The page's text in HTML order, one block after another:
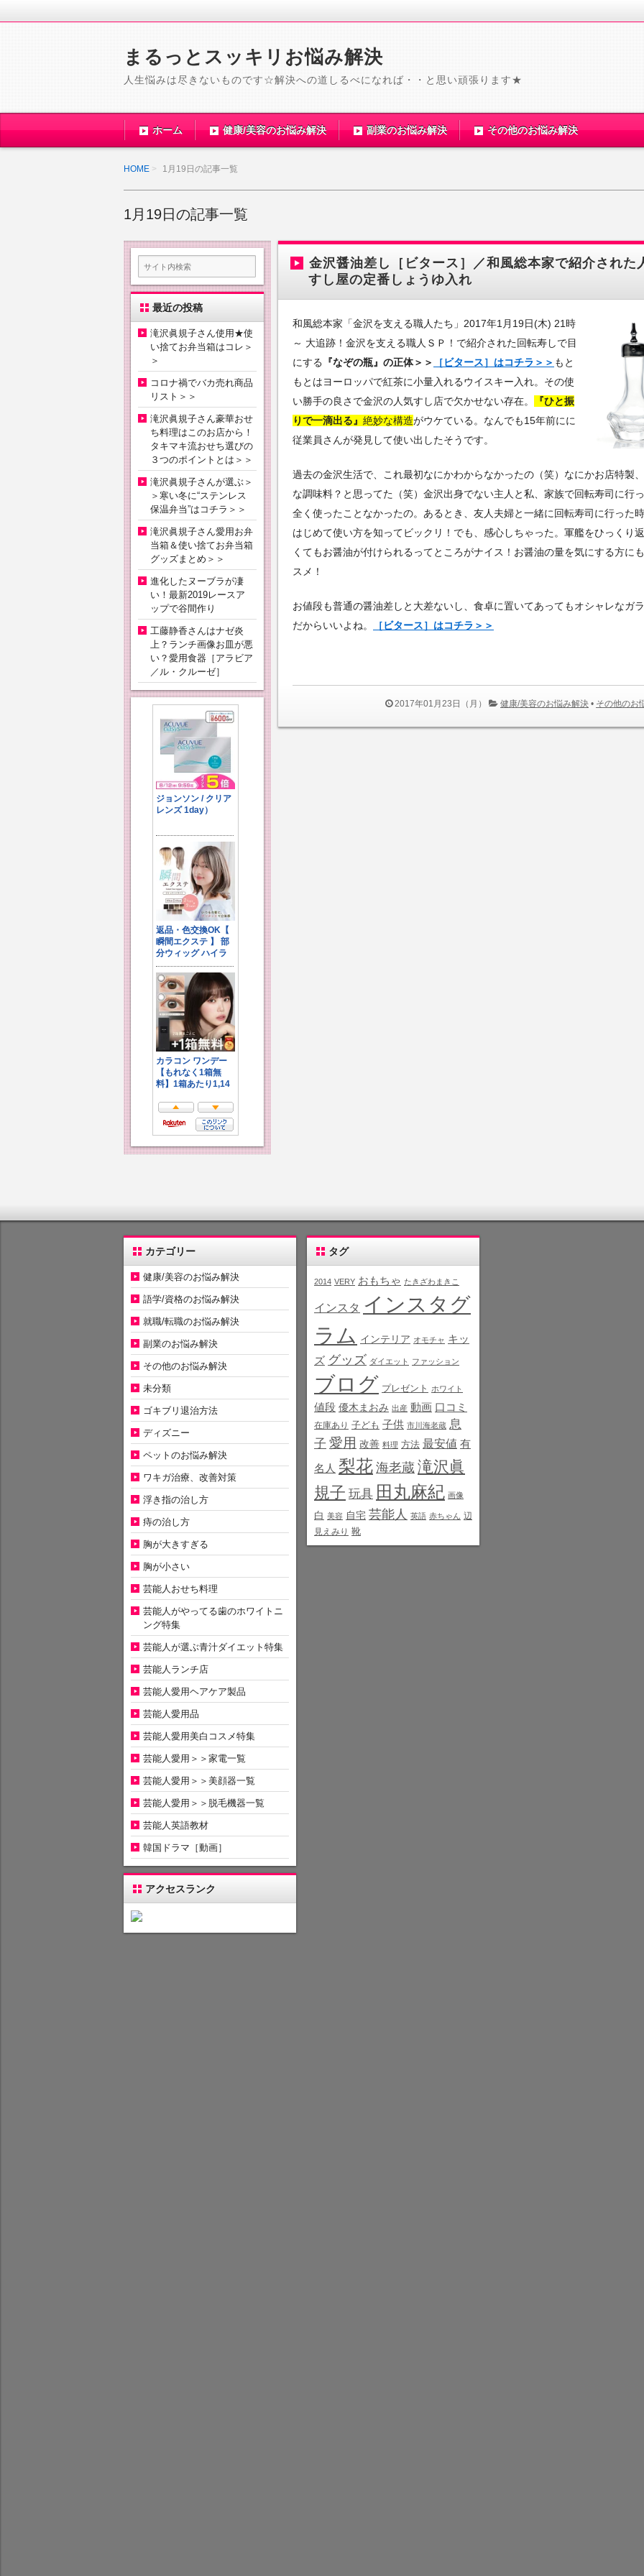
まるっとスッキリお悩み解決
人生悩みは尽きないものです☆解決への道しるべになれば・・と思い頑張ります★
ホーム 健康/美容のお悩み解決 副業のお悩み解決 その他のお悩み解決
HOME 1月19日の記事一覧
1月19日の記事一覧
金沢醤油差し［ビタース］／和風総本家で紹介された
すし屋の定番しょうゆ入れ
和風総本家「金沢を支える職人たち」2017年1月19日(木) 21時
～ 大追跡！金沢を支える職人ＳＰ！で紹介された回転寿しで目
にする
『なぞの瓶』の正体＞＞ ［ビタース］はコチラ＞＞ もと
もとはヨーロッパで紅茶に小量入れるウイスキー入れ。その使
い勝手の良さで金沢の人気すし店で欠かせない存在。
『ひと振
りで一滴出る』 絶妙な構造がウケている。なんでも15年前にに
従業員さんが発見して使い出したそうです。
過去の金沢生活で、これ最初なにかわからなかったの（笑）なにかお店特製
な調味料？と思ってた（笑）金沢出身でない主人と私、家族で回転寿司に行
全く使ったことなかったの。あるとき、友人夫婦と一緒に回転寿司に行った
はじめて使い方を知ってビックリ！でも、感心しちゃった。軍艦をひっくり
くてもお醤油が付けられるってところがナイス！お醤油の量を気にする方に
スメ！
お値段も普通の醤油差しと大差ないし、食卓に置いてあってもオシャレなガ
だからいいよね。
［ビタース］はコチラ＞＞
2017年01月23日（月） 健康/美容のお悩み解決 • その他のお
最近の投稿
滝沢眞規子さん使用★使
い捨てお弁当箱はコレ＞
＞
コロナ禍でバカ売れ商品
リスト＞＞
滝沢眞規子さん豪華おせ
ち料理はこのお店から！
タキマキ流おせち選びの
３つのポイントとは＞＞
滝沢眞規子さんが選ぶ＞
＞寒い冬に“ステンレス
保温弁当”はコチラ＞＞
滝沢眞規子さん愛用お弁
当箱＆使い捨てお弁当箱
グッズまとめ＞＞
進化したヌーブラが凄
い！最新2019レースア
ップで谷間作り
工藤静香さんはナゼ炎
上？ランチ画像お皿が悪
い？愛用食器［アラビア
／ル・クルーゼ］
カテゴリー
健康/美容のお悩み解決
語学/資格のお悩み解決
就職/転職のお悩み解決
副業のお悩み解決
その他のお悩み解決
未分類
ゴキブリ退治方法
ディズニー
ペットのお悩み解決
ワキガ治療、改善対策
浮き指の治し方
痔の治し方
胸が大きすぎる
胸が小さい
芸能人おせち料理
芸能人がやってる歯のホワイトニ
ング特集
芸能人が選ぶ青汁ダイエット特集
芸能人ランチ店
芸能人愛用ヘアケア製品
芸能人愛用品
芸能人愛用美白コスメ特集
芸能人愛用＞＞家電一覧
芸能人愛用＞＞美顔器一覧
芸能人愛用＞＞脱毛機器一覧
芸能人英語教材
韓国ドラマ［動画］
アクセスランク
タグ
2014 VERY おもちゃ たきざわまきこ
インスタ インスタグ
ラム インテリア オモチャ キッ
ズ グッズ ダイエット ファッション
ブログ プレゼント ホワイト
値段 優木まおみ 出産 動画 口コミ
在庫あり 子ども 子供 市川海老蔵 息
子 愛用 改善 料理 方法 最安値 有
名人 梨花 海老蔵 滝沢眞
規子 玩具 田丸麻紀 画像
白 美容 自宅 芸能人 英語 赤ちゃん 辺
見えみり 靴